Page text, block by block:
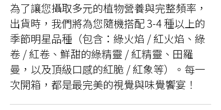
為了讓您攝取多元的植物營養與完整頻率，
出貨時，我們將為您隨機搭配 3-4 種以上的
季節明星品種（包含：綠火焰 / 紅火焰、綠
卷 / 紅卷、鮮甜的綠精靈 / 紅精靈、田羅
曼，以及頂級口感的紅脆 / 紅象等）。每一
次開箱，都是最完美的視覺與味覺饗宴！